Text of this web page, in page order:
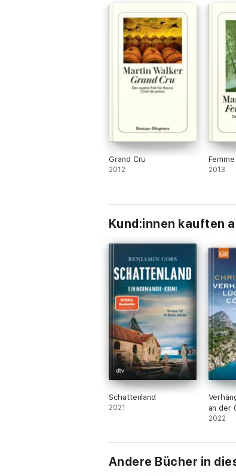
Grand Cru
2012 2013
Kund:innen kauften
Schattenland
2021
an der
2022
Andere Bücher in